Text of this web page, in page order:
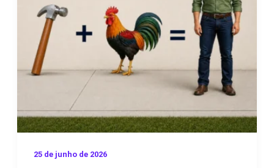
25 de junho de 2026